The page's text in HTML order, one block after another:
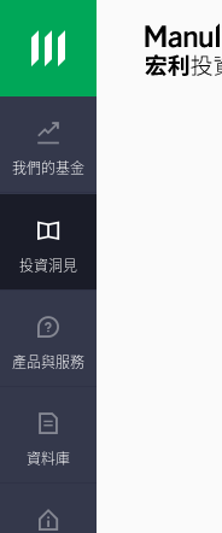
我們的基金
投資洞見
產品與服務
資料庫